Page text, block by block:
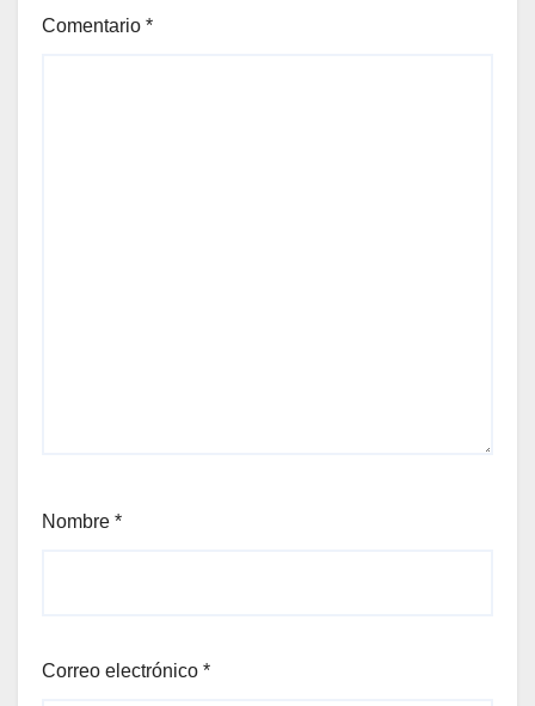
Comentario *
Nombre *
Correo electrónico *